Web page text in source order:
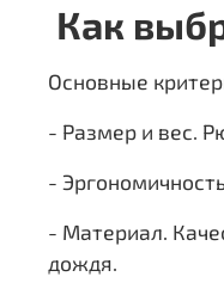
Как
Основные
- Размер и вес.
-
- Материал.
дождя.